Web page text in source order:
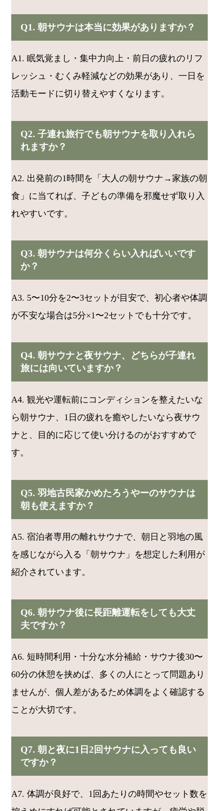
Q1. 朝サウナは本当に効果がありますか？
A1. 眠気覚まし・集中力向上・前日の疲れのリフ
レッシュ・むくみ軽減などの効果があり、一日を
活動モードに切り替えやすくなります。
Q2. 子連れ旅行でも朝サウナを取り入れら
れますか？
A2. 出発前の1時間を「大人の朝サウナ→家族の朝
食」に当てれば、子どもの準備を邪魔せず取り入
れやすいです。
Q3. 朝サウナは何分くらい入ればいいです
か？
A3. 5〜10分を2〜3セットが目安で、初心者や体調
が不安な場合は5分×1〜2セットでも十分です。
Q4. 朝サウナと夜サウナ、どちらが子連れ
旅には向いていますか？
A4. 観光や運転前にコンディションを整えたいな
ら朝サウナ、1日の疲れを癒やしたいなら夜サウ
ナと、目的に応じて使い分けるのがおすすめで
す。
Q5. 羽地古民家かめたろうやーのサウナは
朝も使えますか？
A5. 宿泊者専用の離れサウナで、朝日と羽地の風
を感じながら入る「朝サウナ」を想定した利用が
紹介されています。
Q6. 朝サウナ後に長距離運転をしても大丈
夫ですか？
A6. 短時間利用・十分な水分補給・サウナ後30〜
60分の休憩を挟めば、多くの人にとって問題あり
ませんが、個人差があるため体調をよく確認する
ことが大切です。
Q7. 朝と夜に1日2回サウナに入っても良い
ですか？
A7. 体調が良好で、1回あたりの時間やセット数を